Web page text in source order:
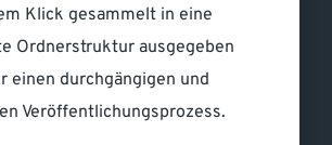
Klick gesammelt in eine
Ordnerstruktur ausgegeben
einen durchgängigen und
Veröffentlichungsprozess.